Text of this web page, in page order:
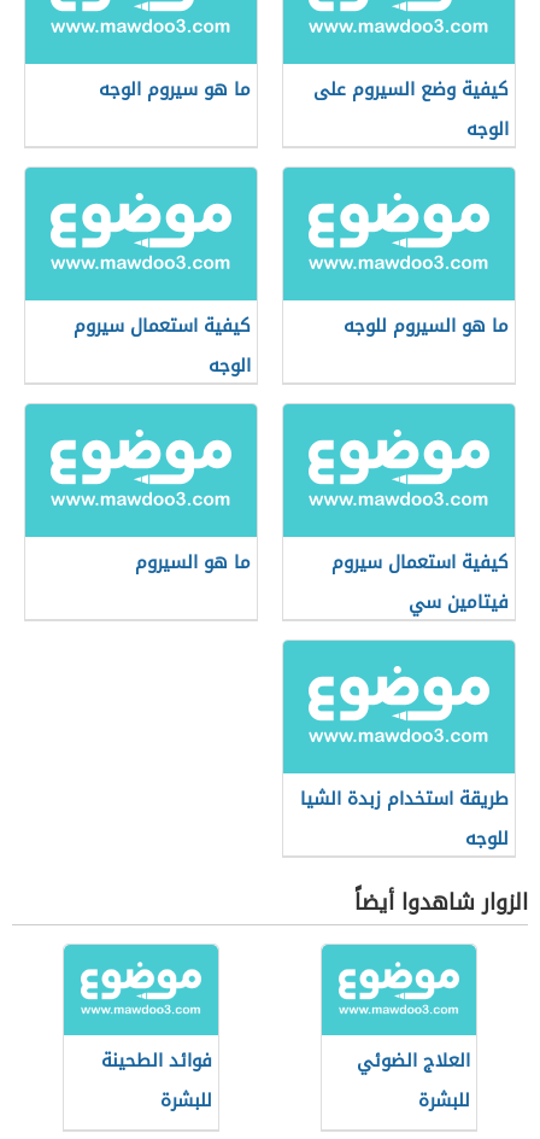
كيفية وضع السيروم على
الوجه
ما هو سيروم الوجه
ما هو السيروم للوجه
كيفية استعمال سيروم
الوجه
كيفية استعمال سيروم
فيتامين سي
ما هو السيروم
طريقة استخدام زبدة الشيا
للوجه
الزوار شاهدوا أيضاً
العلاج الضوئي
للبشرة
فوائد الطحينة
للبشرة